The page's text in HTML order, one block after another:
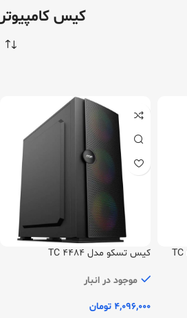
کیس کامپیوتر
کیس تسکو مدل TC 4484
موجود در انبار
4,096,000 تومان